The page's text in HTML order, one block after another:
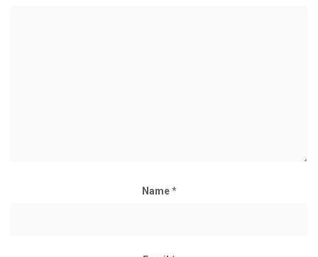
Name*